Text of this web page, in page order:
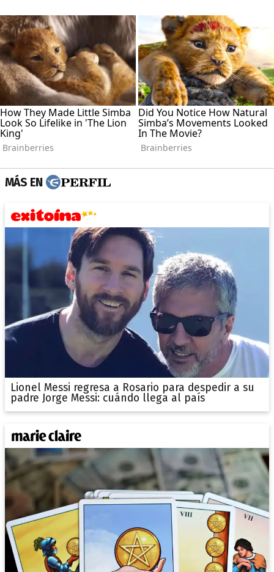
MÁS EN
Lionel Messi regresa a Rosario para despedir a su
padre Jorge Messi: cuándo llega al país